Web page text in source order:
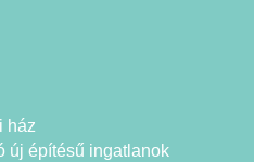
ház
új építésű ingatlanok